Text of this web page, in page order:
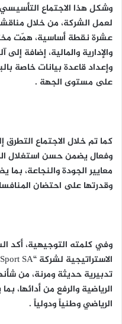
وشكل هذا الاجتماع
لعمل الشركة، من خلال
عشرة نقطة أساسية، همّت
والإدارية والمالية، إضافة
وإعداد قاعدة بيانات خاصة
على مستوى الجهة .
كما تم خلال الاجتماع
وفعال يضمن حسن استغلال
معايير الجودة والنجاعة، بما
وقدرتها على احتضان
وفي كلمته التوجيهية، أكد
تدبيرية حديثة ومرنة، من
الرياضية والرفع من أدائها،
الرياضي وطنياً ودولياً .